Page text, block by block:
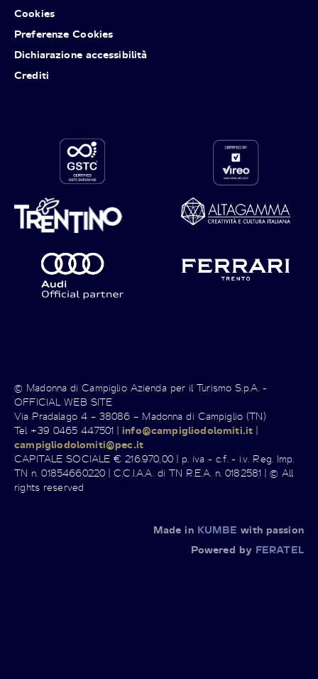
Cookies
Preferenze Cookies
Dichiarazione accessibilità
Crediti
© Madonna di Campiglio Azienda per il Turismo S.p.A. -
OFFICIAL WEB SITE
Via Pradalago 4 – 38086 – Madonna di Campiglio (TN)
Tel +39 0465 447501 |info@campigliodolomiti.it |
campigliodolomiti@pec.it
CAPITALE SOCIALE € 216.970,00 | p. iva - c.f. - i.v. Reg. Imp.
TN n. 01854660220 | C.C.I.A.A. di TN R.E.A. n. 0182581 | © All
rights reserved
Made in KUMBE with passion
Powered by FERATEL